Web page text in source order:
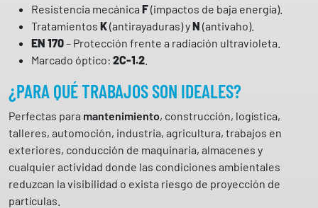
a
n
t
i
d
a
d
Resistencia mecánica F(impactos de baja energía).
Tratamientos K(antirayaduras) yN (antivaho).
EN 170– Protección frente a radiación ultravioleta.
Marcado óptico: 2C-1.2
¿PARA QUÉ TRABAJOS SON IDEALES?
Perfectas para mantenimiento, construcción, logística,
talleres, automoción, industria, agricultura, trabajos en
exteriores, conducción de maquinaria, almacenes y
cualquier actividad donde las condiciones ambientales
reduzcan la visibilidad o exista riesgo de proyección de
partículas.